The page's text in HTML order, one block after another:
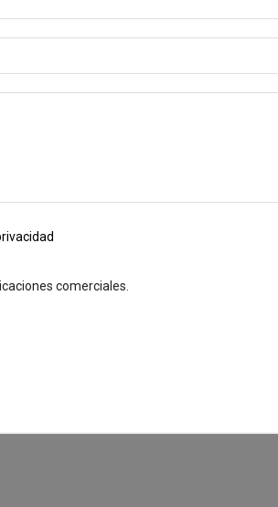
comerciales.